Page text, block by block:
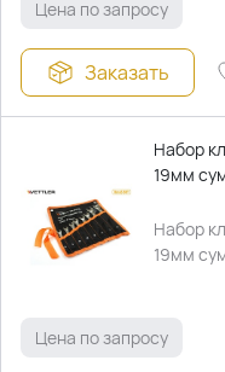
Цена по запросу
Заказать
Набор
19мм
Набор
19мм
Цена по запросу